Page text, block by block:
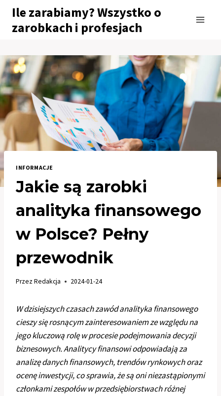
Przejdź
treści
Ile zarabiamy? Wszystko o
zarobkach i profesjach
INFORMACJE
Jakie są zarobki
analityka finansowego
w Polsce? Pełny
przewodnik
PrzezRedakcja 2024-01-24
W dzisiejszych czasach zawód analityka finansowego
cieszy się rosnącym zainteresowaniem ze względu na
jego kluczową rolę w procesie podejmowania decyzji
biznesowych. Analitycy finansowi odpowiadają za
analizę danych finansowych, trendów rynkowych oraz
ocenę inwestycji, co sprawia, że są oni niezastąpionymi
członkami zespołów w przedsiębiorstwach różnej